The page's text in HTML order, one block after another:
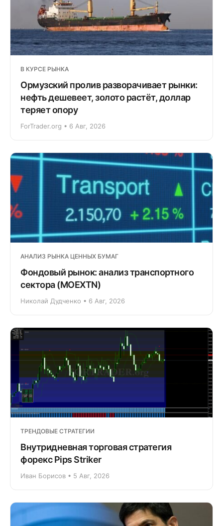
В КУРСЕ РЫНКА
Ормузский пролив разворачивает рынки:
нефть дешевеет, золото растёт, доллар
теряет опору
ForTrader.org • 6 Авг, 2026
АНАЛИЗ РЫНКА ЦЕННЫХ БУМАГ
Фондовый рынок: анализ транспортного
сектора (MOEXTN)
Николай Дудченко • 6 Авг, 2026
ТРЕНДОВЫЕ СТРАТЕГИИ
Внутридневная торговая стратегия
форекс Pips Striker
Иван Борисов • 5 Авг, 2026